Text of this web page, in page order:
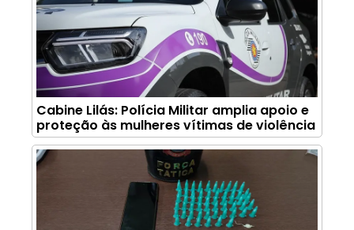
Cabine Lilás: Polícia Militar amplia apoio e
proteção às mulheres vítimas de violência